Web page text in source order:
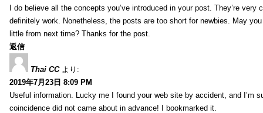
I do believe all the concepts you’ve introduced in your post. They’re very
definitely work. Nonetheless, the posts are too short for newbies. May
little from next time? Thanks for the post.
返信
Thai CC より:
2019年7月23日 8:09 PM
Useful information. Lucky me I found your web site by accident, and I’m
coincidence did not came about in advance! I bookmarked it.